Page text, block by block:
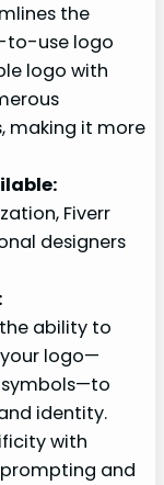
the
to-use logo
logo with
making it more
Fiverr
designers
the ability to
logo—
symbols—to
identity.
with
and